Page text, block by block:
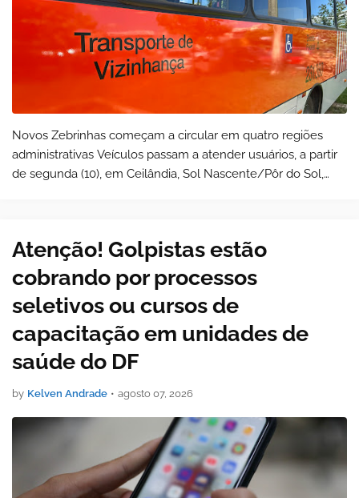
Novos Zebrinhas começam a circular em quatro regiões
administrativas Veículos passam a atender usuários, a partir
de segunda (10), em Ceilândia, Sol Nascente/Pôr do Sol,
Atenção! Golpistas estão
cobrando por processos
seletivos ou cursos de
capacitação em unidades de
saúde do DF
by Kelven Andrade • agosto 07, 2026